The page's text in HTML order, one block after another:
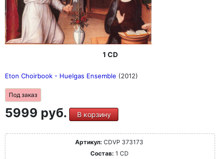
1 CD
Eton Choirbook - Huelgas Ensemble (2012)
Под заказ
5999 руб. В корзину
Артикул: CDVP 373173
Состав: 1 CD